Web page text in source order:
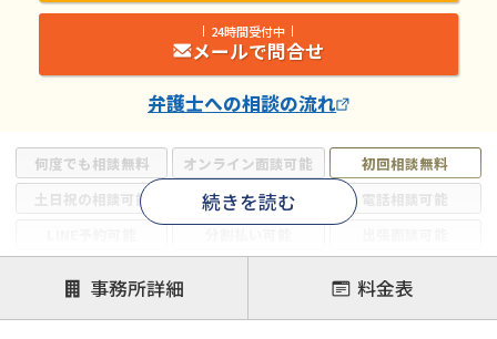
何度でも相談無料 オンライン面談可能
初回相談無料
土日祝の相談可能
19時以降電話可能
電話相談可能
続きを読む
24時間受付中
メールで問合せ
弁護士への相談の流れ
事務所詳細 料金表